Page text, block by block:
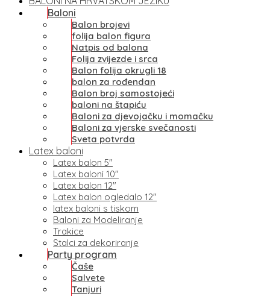
Baloni
Balon brojevi
folija balon figura
Natpis od balona
Folija zvijezde i srca
Balon folija okrugli 18
balon za rođendan
Balon broj samostojeći
baloni na štapiću
Baloni za djevojačku i momačku
Baloni za vjerske svečanosti
Sveta potvrda
Latex baloni
Latex balon 5″
Latex baloni 10″
Latex balon 12″
Latex balon ogledalo 12″
latex baloni s tiskom
Baloni za Modeliranje
Trakice
Stalci za dekoriranje
Party program
Čaše
Salvete
Tanjuri